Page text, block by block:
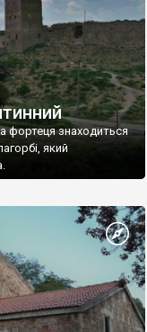
фортеця знаходиться
який